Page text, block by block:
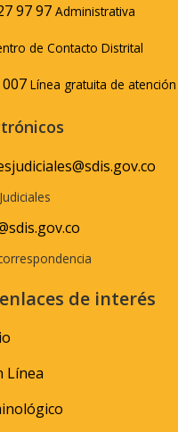
97 97 Administrativa
de Contacto Distrital
Línea gratuita de
de interés
Línea